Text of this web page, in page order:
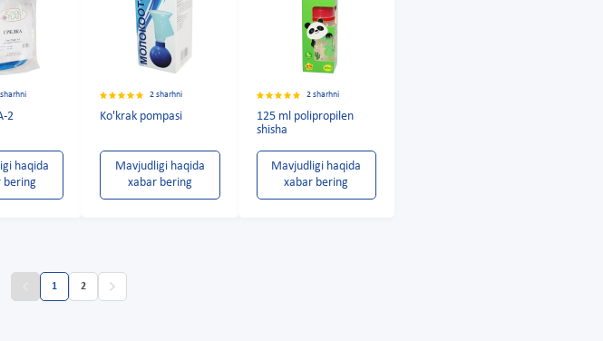
2
haqida
bering
2 sharhni
Ko'krak pompasi
Mavjudligi haqida
xabar bering
2 sharhni
125 ml polipropilen
shisha
Mavjudligi haqida
xabar bering
1 2